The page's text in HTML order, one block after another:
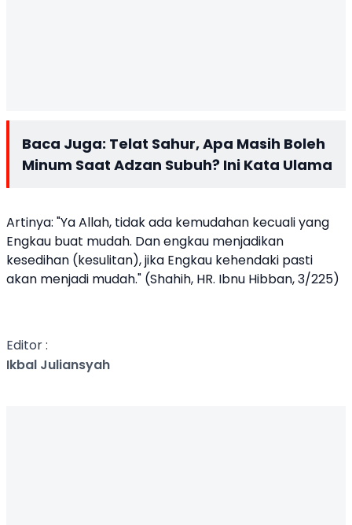
Baca Juga: Telat Sahur, Apa Masih Boleh
Minum Saat Adzan Subuh? Ini Kata Ulama
Artinya: "Ya Allah, tidak ada kemudahan kecuali yang
Engkau buat mudah. Dan engkau menjadikan
kesedihan (kesulitan), jika Engkau kehendaki pasti
akan menjadi mudah." (Shahih, HR. Ibnu Hibban, 3/225)
Editor :
Ikbal Juliansyah